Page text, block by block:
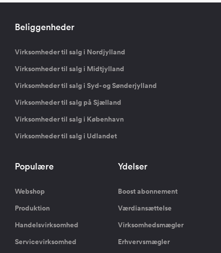
Beliggenheder
Virksomheder til salg i Nordjylland
Virksomheder til salg i Midtjylland
Virksomheder til salg i Syd- og Sønderjylland
Virksomheder til salg på Sjælland
Virksomheder til salg i København
Virksomheder til salg i Udlandet
Populære
Webshop
Produktion
Handelsvirksomhed
Servicevirksomhed
Ydelser
Boost abonnement
Værdiansættelse
Virksomhedsmægler
Erhvervsmægler